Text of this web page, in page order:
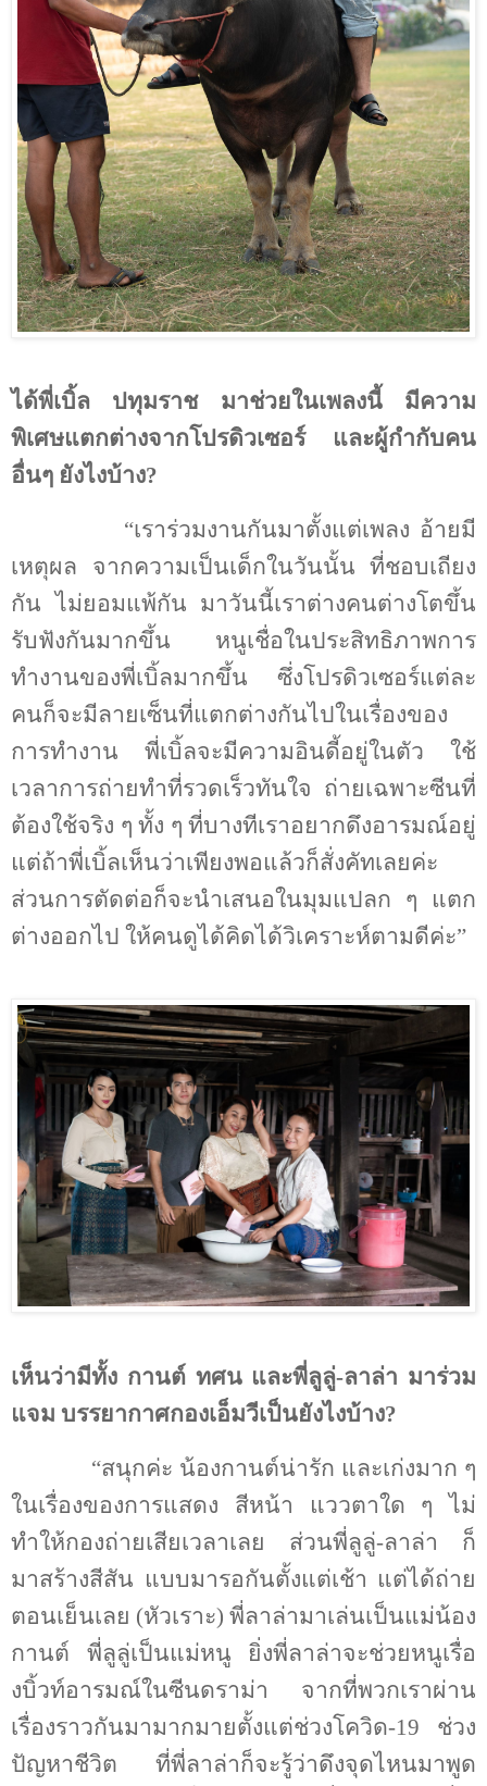
ได้พี่เบิ้ล ปทุมราช มาช่วยในเพลงนี้ มีความ
พิเศษแตกต่างจากโปรดิวเซอร์ และผู้กำกับคน
อื่นๆ ยังไงบ้าง?
“เราร่วมงานกันมาตั้งแต่เพลง อ้ายมี
เหตุผล จากความเป็นเด็กในวันนั้น ที่ชอบเถียง
กัน ไม่ยอมแพ้กัน มาวันนี้เราต่างคนต่างโตขึ้น
รับฟังกันมากขึ้น หนูเชื่อในประสิทธิภาพการ
ทำงานของพี่เบิ้ลมากขึ้น ซึ่งโปรดิวเซอร์แต่ละ
คนก็จะมีลายเซ็นที่แตกต่างกันไปในเรื่องของ
การทำงาน พี่เบิ้ลจะมีความอินดี้อยู่ในตัว ใช้
เวลาการถ่ายทำที่รวดเร็วทันใจ ถ่ายเฉพาะซีนที่
ต้องใช้จริง ๆ ทั้ง ๆ ที่บางทีเราอยากดึงอารมณ์อยู่
แต่ถ้าพี่เบิ้ลเห็นว่าเพียงพอแล้วก็สั่งคัทเลยค่ะ
ส่วนการตัดต่อก็จะนำเสนอในมุมแปลก ๆ แตก
ต่างออกไป ให้คนดูได้คิดได้วิเคราะห์ตามดีค่ะ”
เห็นว่ามีทั้ง กานต์ ทศน และพี่ลูลู่-ลาล่า มาร่วม
แจม บรรยากาศกองเอ็มวีเป็นยังไงบ้าง?
“สนุกค่ะ น้องกานต์น่ารัก และเก่งมาก ๆ
ในเรื่องของการแสดง สีหน้า แววตาใด ๆ ไม่
ทำให้กองถ่ายเสียเวลาเลย ส่วนพี่ลูลู่-ลาล่า ก็
มาสร้างสีสัน แบบมารอกันตั้งแต่เช้า แต่ได้ถ่าย
ตอนเย็นเลย (หัวเราะ) พี่ลาล่ามาเล่นเป็นแม่น้อง
กานต์ พี่ลูลู่เป็นแม่หนู ยิ่งพี่ลาล่าจะช่วยหนูเรื่อ
งบิ้วท์อารมณ์ในซีนดราม่า จากที่พวกเราผ่าน
เรื่องราวกันมามากมายตั้งแต่ช่วงโควิด-19 ช่วง
ปัญหาชีวิต ที่พี่ลาล่าก็จะรู้ว่าดึงจุดไหนมาพูด